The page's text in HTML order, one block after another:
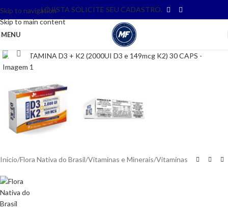
Skip to navigation
Skip to main content
LOJISTA SOLICITE SEU CADASTRO.
MENU
Clique para ampliar
Início/Flora Nativa do Brasil/Vitaminas e Minerais/Vitaminas